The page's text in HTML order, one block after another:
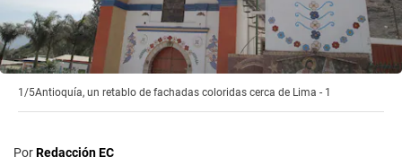
1/5Antioquía, un retablo de fachadas coloridas cerca de Lima - 1
PorRedacción EC